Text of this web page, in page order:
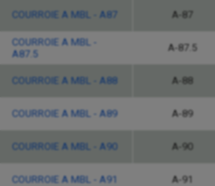
COURROIE A MBL - A87 A-87
COURROIE A MBL -
A87.5
A-87.5
COURROIE A MBL - A88 A-88
COURROIE A MBL - A89 A-89
COURROIE A MBL - A90 A-90
COURROIE A MBL - A91 A-91